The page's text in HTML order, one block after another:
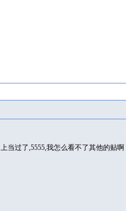
上当过了,5555,我怎么看不了其他的贴啊